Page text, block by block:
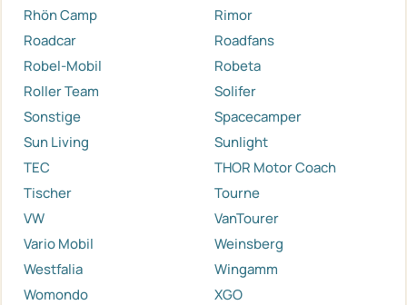
Rhön Camp
Rimor
Roadcar
Roadfans
Robel-Mobil
Robeta
Roller Team
Solifer
Sonstige
Spacecamper
Sun Living
Sunlight
TEC
THOR Motor Coach
Tischer
Tourne
VW
VanTourer
Vario Mobil
Weinsberg
Westfalia
Wingamm
Womondo
XGO